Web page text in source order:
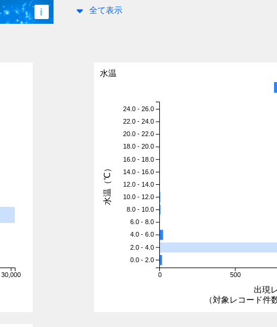
i
全て表示
30,000
水温
0 500
24.0 - 26.0
22.0 - 24.0
20.0 - 22.0
18.0 - 20.0
16.0 - 18.0
14.0 - 16.0
12.0 - 14.0
10.0 - 12.0
8.0 - 10.0
6.0 - 8.0
4.0 - 6.0
2.0 - 4.0
0.0 - 2.0
出現
（対象レコード件
水温（℃）